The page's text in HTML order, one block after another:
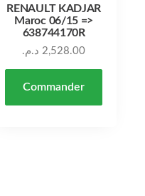
RENAULT KADJAR
Maroc 06/15 =>
638744170R
2,528.00 د.م.
Commander